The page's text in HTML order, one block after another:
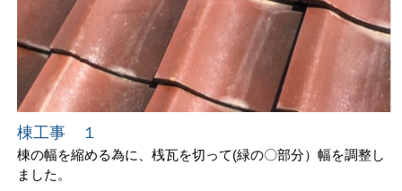
棟工事 １
棟の幅を縮める為に、桟瓦を切って(緑の〇部分）幅を調整し
ました。